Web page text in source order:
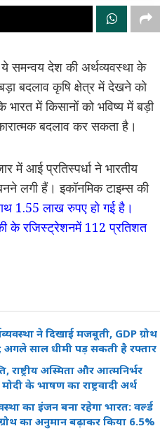
ये समन्वय देश की अर्थव्यवस्था के
बदलाव कृषि क्षेत्र में देखने को
में किसानों को भविष्य में बड़ी
बदलाव कर सकता है।
में आई प्रतिस्पर्धा ने भारतीय
लगी हैं। इकॉनमिक टाइम्स की
1.55 लाख रुपए हो गई है।
के रजिस्ट्रेशनमें 112 प्रतिशत
ने दिखाई मजबूती, GDP ग्रोथ
अगले साल धीमी पड़ सकती है रफ्तार
राष्ट्रीय अस्मिता और आत्मनिर्भर
के भाषण का राष्ट्रवादी अर्थ
का इंजन बना रहेगा भारत: वर्ल्ड
का अनुमान बढ़ाकर किया 6.5%